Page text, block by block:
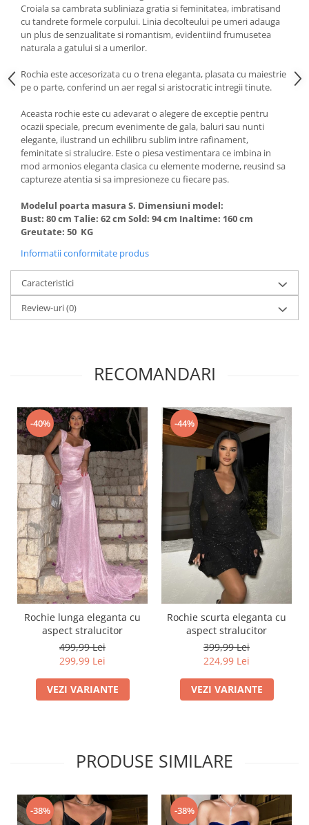
Croiala sa cambrata subliniaza gratia si feminitatea, imbratisand
cu tandrete formele corpului. Linia decolteului pe umeri adauga
un plus de senzualitate si romantism, evidentiind frumusetea
naturala a gatului si a umerilor.
Rochia este accesorizata cu o trena eleganta, plasata cu maiestrie
pe o parte, conferind un aer regal si aristocratic intregii tinute.
Aceasta rochie este cu adevarat o alegere de exceptie pentru
ocazii speciale, precum evenimente de gala, baluri sau nunti
elegante, ilustrand un echilibru sublim intre rafinament,
feminitate si stralucire. Este o piesa vestimentara ce imbina in
mod armonios eleganta clasica cu elemente moderne, reusind sa
captureze atentia si sa impresioneze cu fiecare pas.
Modelul poarta masura S. Dimensiuni model:
Bust: 80 cm Talie: 62 cm Sold: 94 cm Inaltime: 160 cm
Greutate: 50 KG
Informatii conformitate produs
Caracteristici
Review-uri(0)
RECOMANDARI
-40%
Rochie lunga eleganta cu
aspect stralucitor
499,99 Lei
299,99 Lei
VEZI VARIANTE
-44%
Rochie scurta eleganta cu
aspect stralucitor
399,99 Lei
224,99 Lei
VEZI VARIANTE
PRODUSE SIMILARE
-38% -38%